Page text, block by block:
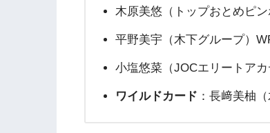
木原美悠（トップおとめピ
平野美宇（木下グループ）
小塩悠菜（JOCエリートア
ワイルドカード ：長﨑美柚